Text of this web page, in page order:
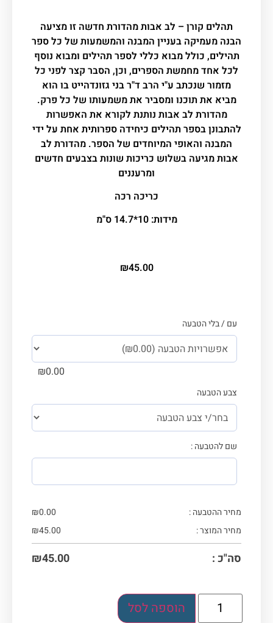
תהלים קורן – לב אבות מהדורת חדשה זו מציעה
הבנה מעמיקה בעניין המבנה והמשמעות של כל ספר
תהילים, כולל מבוא כללי לספר תהילים ומבוא נוסף
לכל אחד מחמשת הספרים, וכן, הסבר קצר לפני כל
מזמור שנכתב ע"י הרב ד"ר בני גזונדהייט בו הוא
מביא את תוכנו ומסביר את משמעותו של כל פרק.
מהדורת לב אבות נותנת לקורא את האפשרות
להתבונן בספר תהילים כיחידה ספרותית אחת על ידי
המבנה והאופי המיוחדים של הספר. מהדורת לב
אבות מגיעה בשלוש כריכות שונות בצבעים חדשים
ומרעננים
כריכה רכה
מידות: 10*14.7 ס"מ
₪45.00
עם / בלי הטבעה
₪0.00
צבע הטבעה
שם להטבעה :
מחיר ההטבעה : ₪0.00
מחיר המוצר :
₪45.00
סה"כ : ₪45.00
הוספה לסל